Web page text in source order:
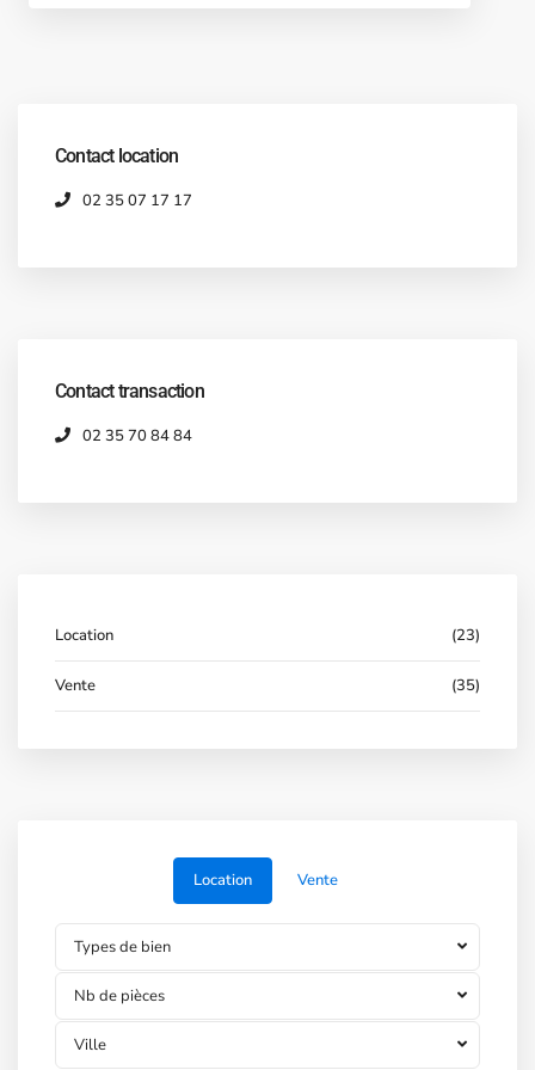
Contact location
02 35 07 17 17
Contact transaction
02 35 70 84 84
Location (23)
Vente (35)
Location Vente
Types de bien
Nb de pièces
Ville